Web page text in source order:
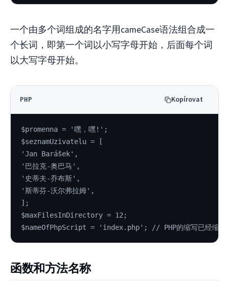
一个由多个词组成的名字用cameCase语法组合成一
个长词，即第一个词以小写字母开始，后面每个词
以大写字母开始。
PHP Kopírovat
$promenna = '嘿，嘿!';
$seznamUzivatelu = [
'Jan Barášek',
'巴拉克-奥巴马',
'史蒂夫-乔布斯',
'斯蒂芬-沃尔弗拉姆',
];
$maxFilesInDirectory = 12;
$nameOfPhpScript = 'index.php'; // PHP的缩写已经缩小
函数和方法名称